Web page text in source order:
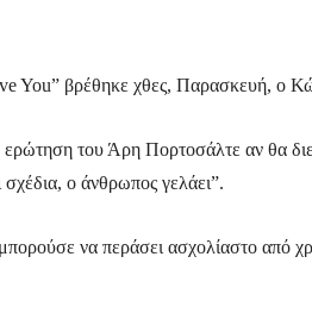
You” βρέθηκε χθες, Παρασκευή, ο
του Άρη Πορτοσάλτε αν θα
ο άνθρωπος γελάει”.
να περάσει ασχολίαστο από